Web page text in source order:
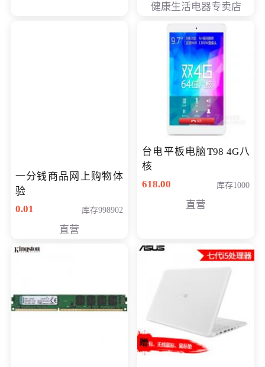
健康生活电器专卖店
一分钱商品网上购物体
验
0.01
库存998902
直营
台电平板电脑T98 4G八
核
618.00
库存1000
直营